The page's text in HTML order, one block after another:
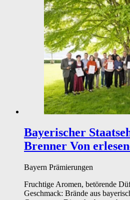
Bayerischer
Brenner Von
Bayern Prämierungen
Fruchtige Aromen, betörende
Geschmack: Brände aus